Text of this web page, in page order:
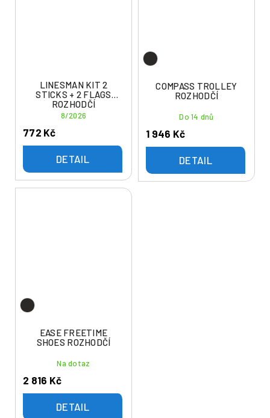
LINESMAN KIT 2
STICKS + 2 FLAGS
ROZHODČÍ
8/2026
772 Kč
DETAIL
COMPASS TROLLEY
ROZHODČÍ
Do 14 dnů
1 946 Kč
DETAIL
EASE FREETIME
SHOES ROZHODČÍ
Na dotaz
2 816 Kč
DETAIL